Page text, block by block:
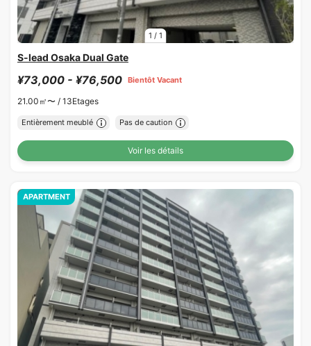
1 / 1
S-lead Osaka Dual Gate
¥73,000 - ¥76,500 Bientôt Vacant
21.00㎡〜 / 13Etages
Entièrement meublé Pas de caution
Voir les détails
APARTMENT